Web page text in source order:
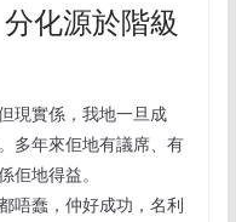
化源於階級
現實係，我地一旦成
多年來佢地有議席、有
佢地得益。
唔蠢，仲好成功，名利